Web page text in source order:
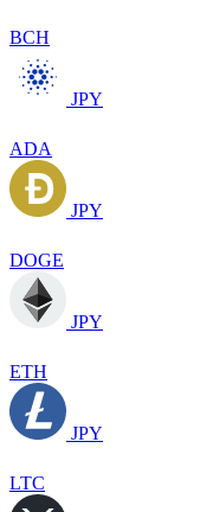
BCH
JPY
ADA
JPY
DOGE
JPY
ETH
JPY
LTC